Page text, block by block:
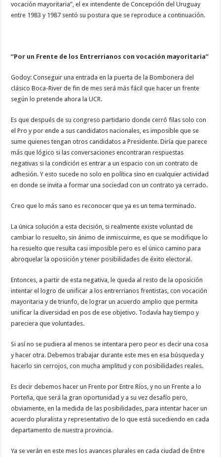
vocación mayoritaria”, el ex intendente de Concepción del Uruguay
entre 1983 y 1987 sentó su postura que se reproduce a continuación.
“Por un Frente de los Entrerrianos con vocación mayoritaria”
Godoy: Conseguir una entrada en la puerta de la Bombonera del
clásico Boca-River de fin de mes será más fácil que hacer un frente
según lo pretende ahora la UCR.
Es que después de su congreso partidario donde cerró filas solo con
el Pro y por ende a sus candidatos nacionales, es imposible que se
sume quienes tengan otros candidatos a Presidente. Diría que parece
más que lógico si las conversaciones encontraran respuestas
negativas si la condición es entrar a un espacio con un contrato de
adhesión. Y esto sucede no solo en política sino en cualquier actividad
en donde se invita a formar una sociedad con un contrato ya cerrado.
Creo que lo más sano es reconocer que ya es un tema terminado.
La única solución a esta decisión, si realmente existe voluntad de
cambiar lo resuelto, sin ánimo de inmiscuirme, es que se modifique lo
ha resuelto que resulta casi imposible pero es el único camino para
abroquelar la oposición y tener posibilidades de éxito electoral.
Entonces, a partir de esta negativa, le queda al resto de la oposición
intentar el logro de unificar a los entrerrianos frentistas, con vocación
mayoritaria y de triunfo, de lograr un acuerdo amplio que permita
unificar la diversidad en pos de ese objetivo. Todavía hay tiempo y
pareciera que voluntades.
Si así no se pudiera al menos se intentara pero peor es decir una cosa
y hacer otra. Debemos trabajar durante este mes en esa búsqueda y
hacerlo sin cerrojos, con mucha amplitud y con posibilidades reales.
Es decir debemos hacer un Frente por Entre Ríos, y no un Frente a lo
Porteña, que será la gran oportunidad y a su vez desafío pero,
obviamente, en la medida de las posibilidades, para intentar hacer un
acuerdo pluralista y representativo de lo que está sucediendo en cada
departamento de nuestra provincia.
Ya se verán en este mes los avances plurales en cada ciudad de Entre